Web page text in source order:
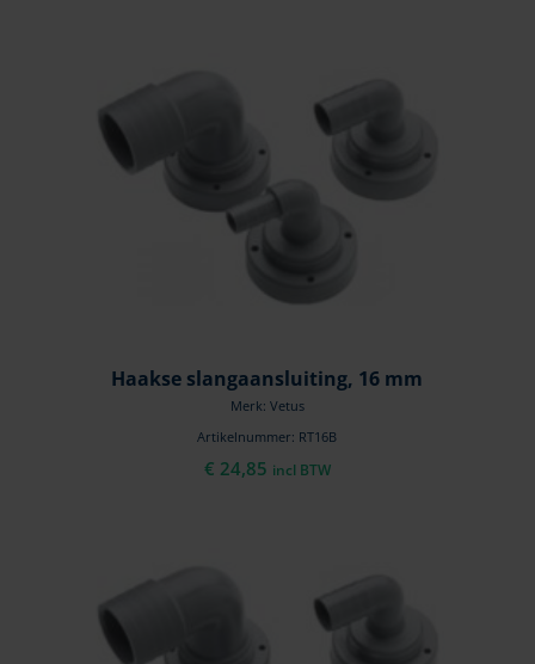
Haakse slangaansluiting, 16 mm
Merk: Vetus
Artikelnummer: RT16B
€ 24,85 incl BTW